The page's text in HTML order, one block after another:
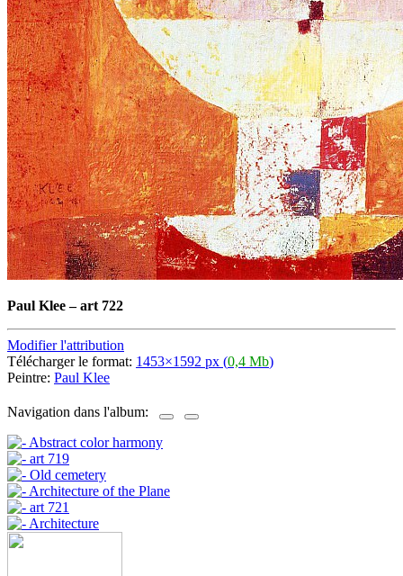
Paul Klee–art 722
Modifier l'attribution
Télécharger le format: 1453×1592 px (0,4 Mb)
Peintre: Paul Klee
Navigation dans l'album: